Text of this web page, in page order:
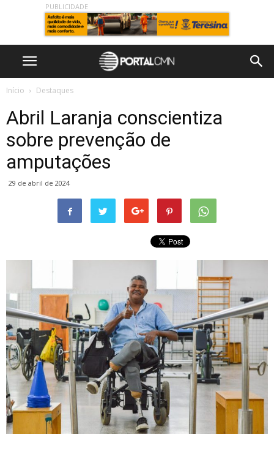
PUBLICIDADE
Início Destaques
Abril Laranja conscientiza
sobre prevenção de
amputações
29 de abril de 2024